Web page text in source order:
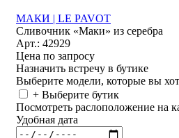
МАКИ | LE PAVOT
Сливочник «Маки» из серебра
Арт.: 42929
Цена по запросу
Назначить встречу в бутике
Выберите модели, которые вы
+ Выберите бутик
Посмотреть раслоположение на
Удобная дата